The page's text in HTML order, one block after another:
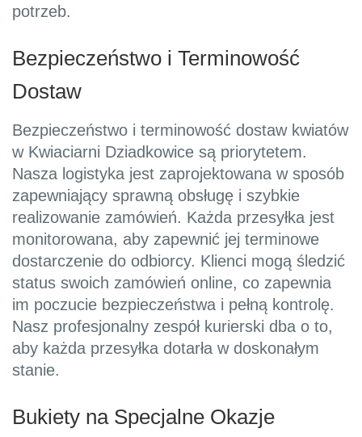
potrzeb.
Bezpieczeństwo i Terminowość
Dostaw
Bezpieczeństwo i terminowość dostaw kwiatów
w Kwiaciarni Dziadkowice są priorytetem.
Nasza logistyka jest zaprojektowana w sposób
zapewniający sprawną obsługę i szybkie
realizowanie zamówień. Każda przesyłka jest
monitorowana, aby zapewnić jej terminowe
dostarczenie do odbiorcy. Klienci mogą śledzić
status swoich zamówień online, co zapewnia
im poczucie bezpieczeństwa i pełną kontrolę.
Nasz profesjonalny zespół kurierski dba o to,
aby każda przesyłka dotarła w doskonałym
stanie.
Bukiety na Specjalne Okazje